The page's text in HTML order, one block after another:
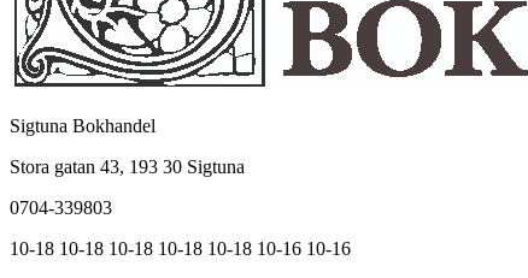
Sigtuna Bokhandel
Stora gatan 43, 193 30 Sigtuna
0704-339803
10-18 10-18 10-18 10-18 10-18 10-16 10-16